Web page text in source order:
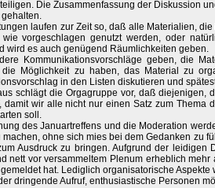
Die Zusammenfassung der Diskussion
laufen zur Zeit so, daß alle Materialien,
vorgeschlagen genutzt werden, oder
wird es auch genügend Räumlichkeiten geben.
Kommunikationsvorschläge geben, die
Möglichkeit zu haben, das Material zu
in den Listen diskutieren und
schlägt die Orgagruppe vor, daß diejenigen,
damit wir alle nicht nur einen Satz zum
soll.
des Januartreffens und die Moderation
machen, ohne sich mies bei dem Gedanken zu
Ausdruck zu bringen. Aufgrund der
nett vor versammeltem Plenum erheblich
hat. Lediglich organisatorische
dringende Aufruf, enthusiastische Personen